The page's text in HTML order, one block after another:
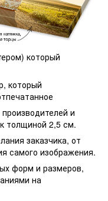
который
который
и
толщиной 2,5 см.
заказчика, от
самого изображения.
форм и размеров,
на